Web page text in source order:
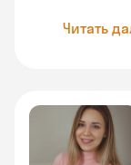
Читать